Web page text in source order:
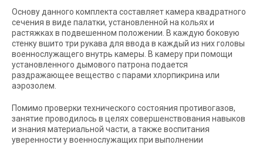
Основу данного комплекта составляет камера квадратного
сечения в виде палатки, установленной на кольях и
растяжках в подвешенном положении. В каждую боковую
стенку вшито три рукава для ввода в каждый из них головы
военнослужащего внутрь камеры. В камеру при помощи
установленного дымового патрона подается
раздражающее вещество с парами хлорпикрина или
аэрозолем.
Помимо проверки технического состояния противогазов,
занятие проводилось в целях совершенствования навыков
и знания материальной части, а также воспитания
уверенности у военнослужащих при выполнении